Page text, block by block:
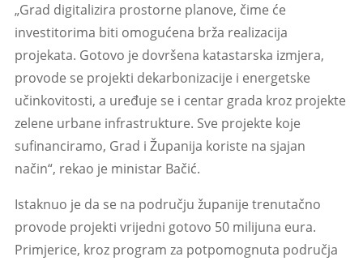
„Grad digitalizira prostorne planove, čime će
investitorima biti omogućena brža realizacija
projekata. Gotovo je dovršena katastarska izmjera,
provode se projekti dekarbonizacije i energetske
učinkovitosti, a uređuje se i centar grada kroz projekte
zelene urbane infrastrukture. Sve projekte koje
sufinanciramo, Grad i Županija koriste na sjajan
način“, rekao je ministar Bačić.
Istaknuo je da se na području županije trenutačno
provode projekti vrijedni gotovo 50 milijuna eura.
Primjerice, kroz program za potpomognuta područja